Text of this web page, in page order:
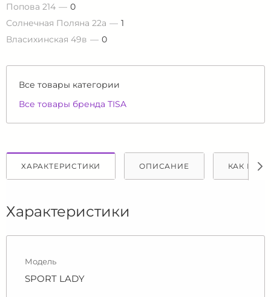
Попова 214
0
Солнечная Поляна 22а
1
Власихинская 49в
0
Все товары категории
Все товары бренда TISA
ХАРАКТЕРИСТИКИ ОПИСАНИЕ КАК
Характеристики
Модель
SPORT LADY